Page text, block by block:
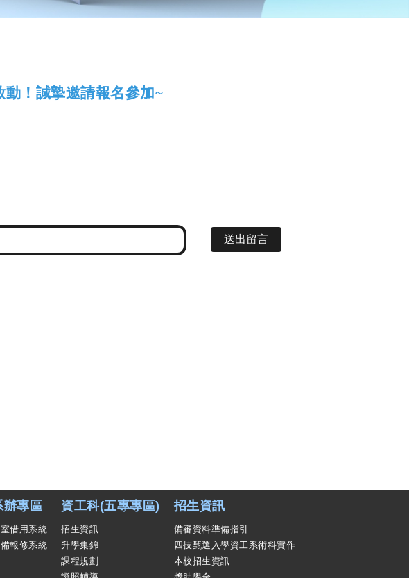
動！誠摯邀請報名參加~
送出留言
辦專區
借用系統
報修系統
資工科(五專專區)
招生資訊
升學集錦
課程規劃
招生資訊
備審資料準備指引
四技甄選入學資工系術科實作
本校招生資訊